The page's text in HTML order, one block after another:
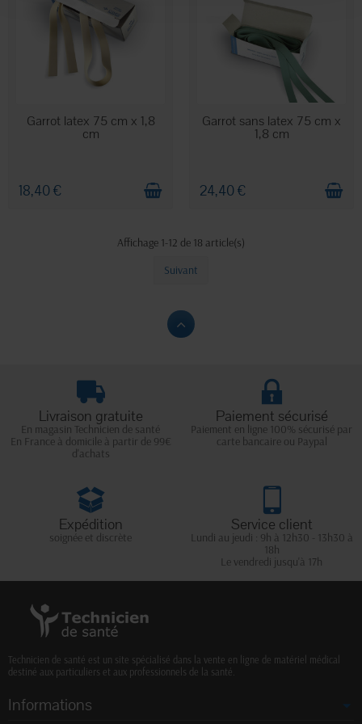
EN STOCK
Garrot latex 75 cm x 1,8
cm
18,40 €
EN STOCK
Garrot sans latex 75 cm x
1,8 cm
24,40 €
Affichage 1-12 de 18 article(s)
Suivant
Livraison gratuite
En magasin Technicien de santé
En France à domicile à partir de 99€
d'achats
Paiement sécurisé
Paiement en ligne 100% sécurisé par
carte bancaire ou Paypal
Expédition
soignée et discrète
Service client
Lundi au jeudi : 9h à 12h30 - 13h30 à
18h
Le vendredi jusqu'à 17h
Technicien de santé est un site spécialisé dans la vente en ligne de matériel médical
destiné aux particuliers et aux professionnels de la santé.
Informations